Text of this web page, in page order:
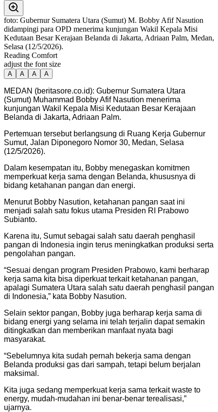
foto: Gubernur Sumatera Utara (Sumut) M. Bobby Afif Nasution
didampingi para OPD menerima kunjungan Wakil Kepala Misi
Kedutaan Besar Kerajaan Belanda di Jakarta, Adriaan Palm, Medan,
Selasa (12/5/2026).
Reading Comfort
adjust the font size
A A A A
MEDAN (beritasore.co.id): Gubernur Sumatera Utara
(Sumut) Muhammad Bobby Afif Nasution menerima
kunjungan Wakil Kepala Misi Kedutaan Besar Kerajaan
Belanda di Jakarta, Adriaan Palm.
Pertemuan tersebut berlangsung di Ruang Kerja Gubernur
Sumut, Jalan Diponegoro Nomor 30, Medan, Selasa
(12/5/2026).
Dalam kesempatan itu, Bobby menegaskan komitmen
memperkuat kerja sama dengan Belanda, khususnya di
bidang ketahanan pangan dan energi.
Menurut Bobby Nasution, ketahanan pangan saat ini
menjadi salah satu fokus utama Presiden RI Prabowo
Subianto.
Karena itu, Sumut sebagai salah satu daerah penghasil
pangan di Indonesia ingin terus meningkatkan produksi serta
pengolahan pangan.
“Sesuai dengan program Presiden Prabowo, kami berharap
kerja sama kita bisa diperkuat terkait ketahanan pangan,
apalagi Sumatera Utara salah satu daerah penghasil pangan
di Indonesia,” kata Bobby Nasution.
Selain sektor pangan, Bobby juga berharap kerja sama di
bidang energi yang selama ini telah terjalin dapat semakin
ditingkatkan dan memberikan manfaat nyata bagi
masyarakat.
“Sebelumnya kita sudah pernah bekerja sama dengan
Belanda produksi gas dari sampah, tetapi belum berjalan
maksimal.
Kita juga sedang memperkuat kerja sama terkait waste to
energy, mudah-mudahan ini benar-benar terealisasi,”
ujarnya.